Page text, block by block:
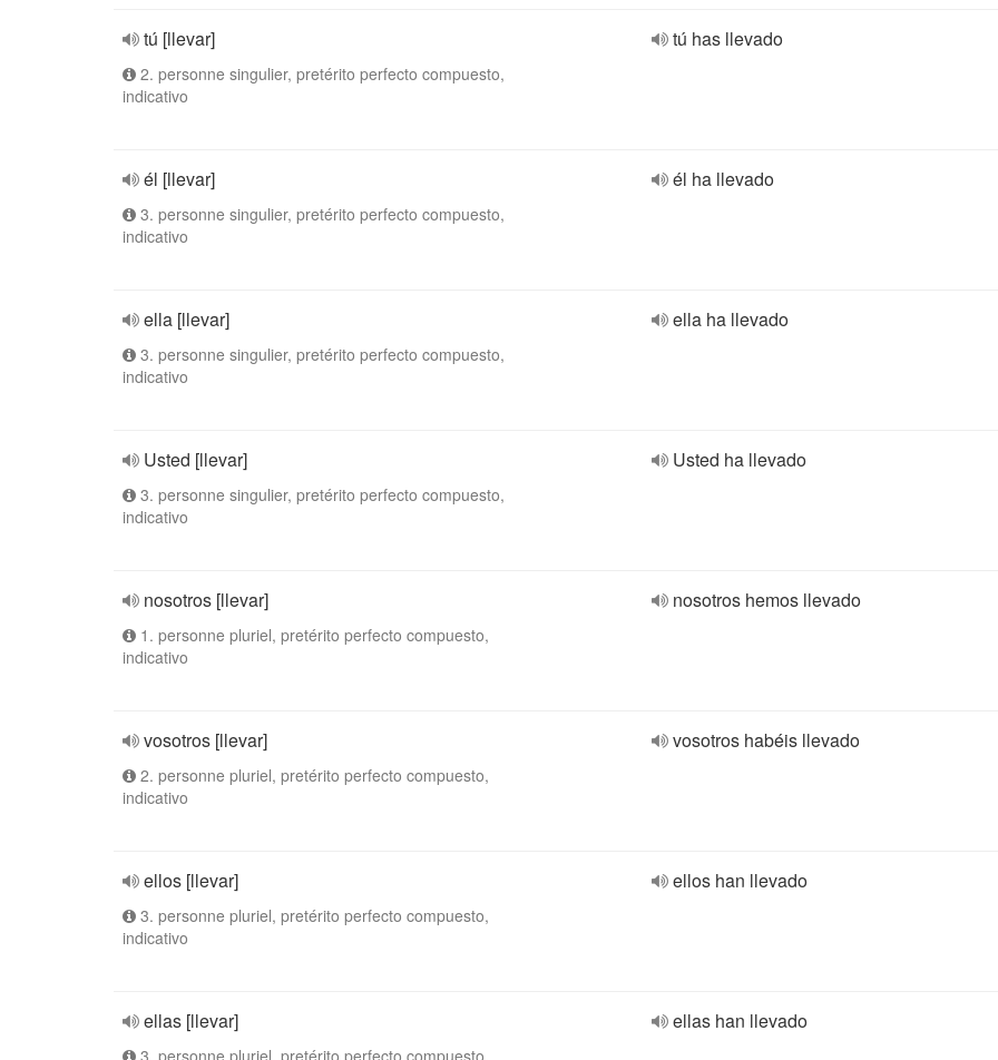
tú [llevar]
2. personne singulier, pretérito perfecto compuesto,
indicativo
tú has llevado
él [llevar]
3. personne singulier, pretérito perfecto compuesto,
indicativo
él ha llevado
ella [llevar]
3. personne singulier, pretérito perfecto compuesto,
indicativo
ella ha llevado
Usted [llevar]
3. personne singulier, pretérito perfecto compuesto,
indicativo
Usted ha llevado
nosotros [llevar]
1. personne pluriel, pretérito perfecto compuesto,
indicativo
nosotros hemos llevado
vosotros [llevar]
2. personne pluriel, pretérito perfecto compuesto,
indicativo
vosotros habéis llevado
ellos [llevar]
3. personne pluriel, pretérito perfecto compuesto,
indicativo
ellos han llevado
ellas [llevar]
3. personne pluriel, pretérito perfecto compuesto,
ellas han llevado